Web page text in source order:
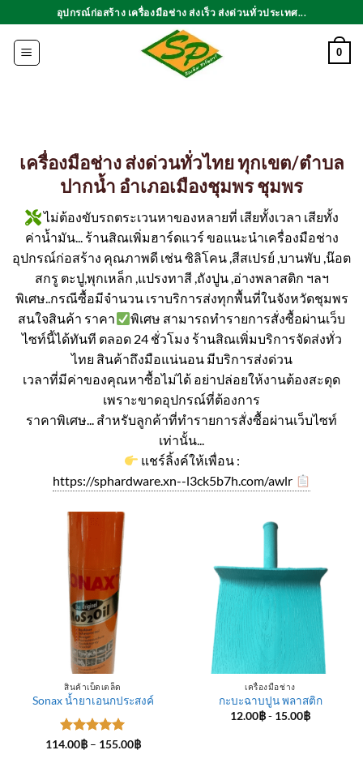
ไป
เนื้อหา
อุปกรณ์ก่อสร้าง เครื่องมือช่าง ส่งเร็ว ส่งด่วนทั่วประเทศ...
0
เครื่องมือช่าง ส่งด่วนทั่วไทย ทุกเขต/ตำบล
ปากน้ำ อำเภอเมืองชุมพร ชุมพร
ไม่ต้องขับรถตระเวนหาของหลายที่ เสียทั้งเวลา เสียทั้ง
ค่าน้ำมัน... ร้านสิณเพิ่มฮาร์ดแวร์ ขอแนะนำเครื่องมือช่าง
อุปกรณ์ก่อสร้าง คุณภาพดี เช่น ซิลิโคน ,สีสเปรย์ ,บานพับ ,น๊อต
สกรู ตะปู,พุกเหล็ก ,แปรงทาสี ,ถังปูน ,อ่างพลาสติก ฯลฯ
พิเศษ..กรณีซื้อมีจำนวน เราบริการส่งทุกพื้นที่ในจังหวัดชุมพร
สนใจสินค้า ราคา
พิเศษ สามารถทำรายการสั่งซื้อผ่านเว็บ
ไซท์นี้ได้ทันที ตลอด 24 ชั่วโมง ร้านสิณเพิ่มบริการจัดส่งทั่ว
ไทย สินค้าถึงมือแน่นอน มีบริการส่งด่วน
เวลาที่มีค่าของคุณหาซื้อไม่ได้ อย่าปล่อยให้งานต้องสะดุด
เพราะขาดอุปกรณ์ที่ต้องการ
ราคาพิเศษ... สำหรับลูกค้าที่ทำรายการสั่งซื้อผ่านเว็บไซท์
เท่านั้น...
แชร์ลิ้งค์ให้เพื่อน :
https://sphardware.xn--l3ck5b7h.com/awlr
สินค้าเบ็ดเตล็ด
Sonax น้ำยาเอนกประสงค์
ให้คะแนน
114.00฿ – 155.00฿Price
เครื่องมือช่าง
กะบะฉาบปูน พลาสติก
12.00฿- 15.00฿